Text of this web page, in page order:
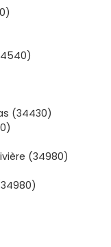
centre ancien
actifs en
atout pour la
surfaces pour les
logements avec
est fluide et la
, isolation
privé,
en main, sans
réduits
au
sécuriser ton
(34430)
(34980)